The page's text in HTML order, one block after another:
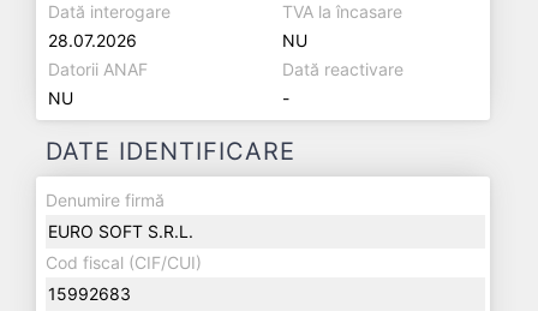
Dată interogare
28.07.2026
TVA la încasare
NU
Datorii ANAF
NU
Dată reactivare
-
DATE IDENTIFICARE
Denumire firmă
EURO SOFT S.R.L.
Cod fiscal (CIF/CUI)
15992683